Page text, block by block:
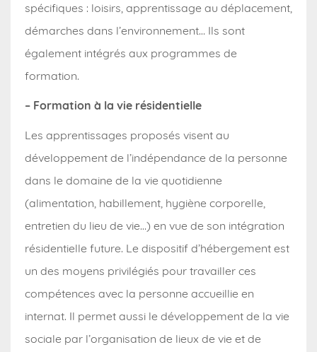
spécifiques : loisirs, apprentissage au déplacement,
démarches dans l’environnement… Ils sont
également intégrés aux programmes de
formation.
– Formation à la vie résidentielle
Les apprentissages proposés visent au
développement de l’indépendance de la personne
dans le domaine de la vie quotidienne
(alimentation, habillement, hygiène corporelle,
entretien du lieu de vie…) en vue de son intégration
résidentielle future. Le dispositif d’hébergement est
un des moyens privilégiés pour travailler ces
compétences avec la personne accueillie en
internat. Il permet aussi le développement de la vie
sociale par l’organisation de lieux de vie et de